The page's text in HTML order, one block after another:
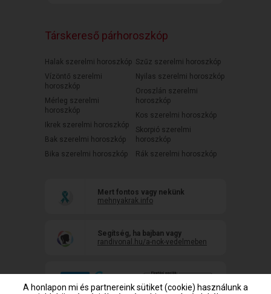
Társkereső párhoroszkóp
Halak szerelmi horoszkóp
Vízöntő szerelmi
horoszkóp
Mérleg szerelmi
horoszkóp
Ikrek szerelmi horoszkóp
Bak szerelmi horoszkóp
Bika szerelmi horoszkóp
Szűz szerelmi horoszkóp
Nyilas szerelmi horoszkóp
Oroszlán szerelmi
horoszkóp
Kos szerelmi horoszkóp
Skorpió szerelmi
horoszkóp
Rák szerelmi horoszkóp
Mert fontos vagy nekünk
mehnyakrak.info
Segítség, ha bajban vagy
randivonal.hu/a-nok-vedelmeben
A honlapon mi és partnereink sütiket (cookie) használunk a